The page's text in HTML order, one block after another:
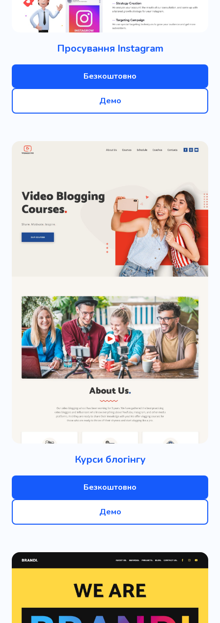
Просування Instagram
Безкоштовно
Демо
Курси блогінгу
Безкоштовно
Демо